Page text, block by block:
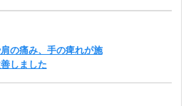
の痛み、手の痺れが施
しました